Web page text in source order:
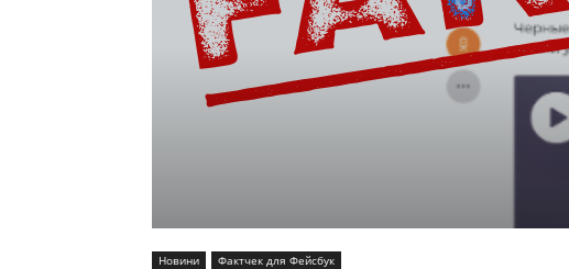
Новини Фактчек для Фейсбук